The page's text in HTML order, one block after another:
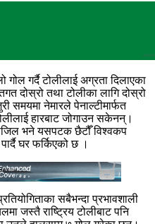
गर्दै टोलीलाई अग्रता दिलाएका
दोस्रो तथा टोलीका लागि दोस्रो
समयमा नेमारले पेनाल्टीमार्फत
हारबाट जोगाउन सकेनन्।
भने यसपटक छैटौँ विश्वकप
घर फर्किएको छ ।
सबैभन्दा प्रभावशाली
जस्तै राष्ट्रिय टोलीबाट पनि